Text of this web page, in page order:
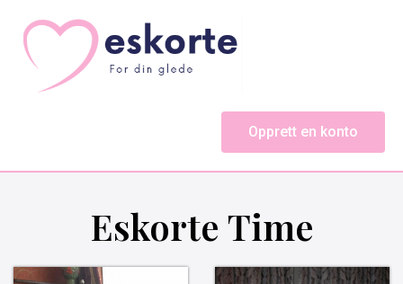
Opprett en konto
Eskorte Time